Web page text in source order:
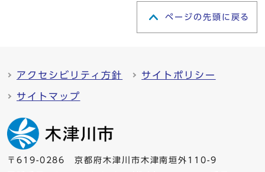
ページの先頭に戻る
アクセシビリティ方針 サイトポリシー
サイトマップ
〒619-0286 京都府木津川市木津南垣外110-9